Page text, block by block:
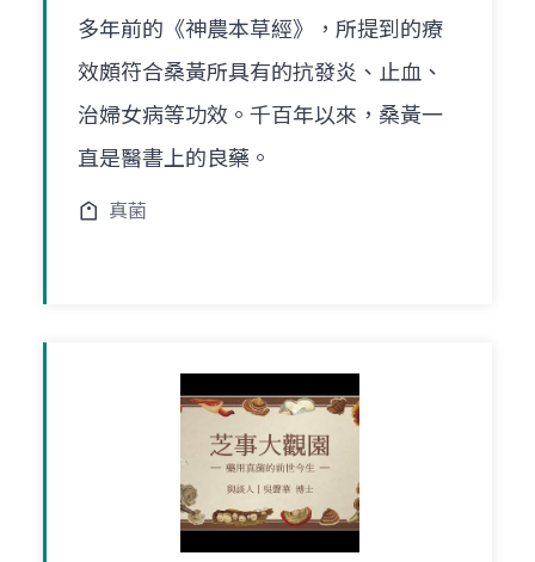
多年前的《神農本草經》，所提到的療
效頗符合桑黃所具有的抗發炎、止血、
治婦女病等功效。千百年以來，桑黃一
直是醫書上的良藥。
真菌